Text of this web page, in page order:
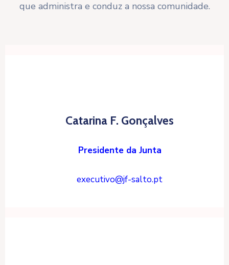
que administra e conduz a nossa comunidade.
Catarina F. Gonçalves
Presidente da Junta
executivo@jf-salto.pt